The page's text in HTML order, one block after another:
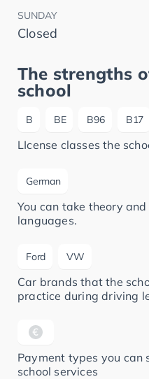
SUNDAY
Closed
The strengths
school
B BE B96 B17
LIcense classes the
German
You can take theory
languages.
Ford VW
Car brands that the
practice during driving
Payment types you can
school services